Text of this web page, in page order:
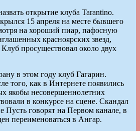
открытие клуба Tarantino.
15 апреля на месте бывшего
на хороший пиар, пафосную
красноярских звезд,
просуществовал около двух
в этом году клуб Гагарин.
того, как в Интернете появились
якобы несовершеннолетних
в конкурсе на сцене. Скандал
Пусть говорят на Первом канале, в
переименоваться в Ангар.